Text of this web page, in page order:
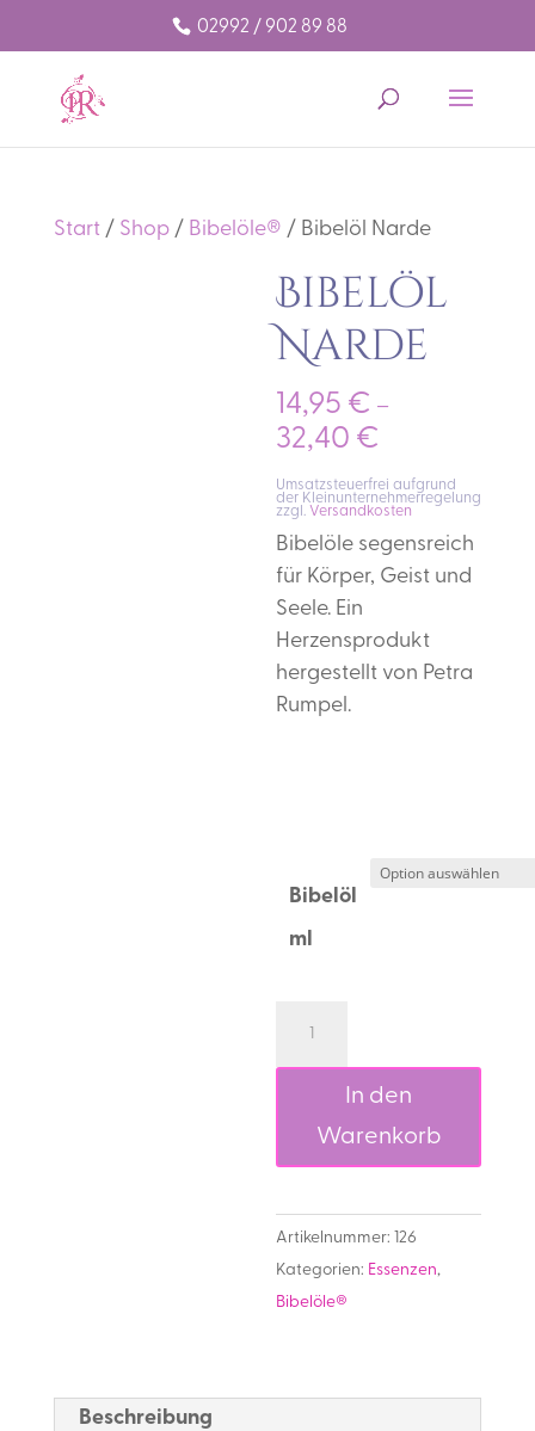
02992 / 902 89 88
Start/ Shop/ Bibelöle® / Bibelöl Narde
Bibelöl
Narde
14,95 € –
32,40 €
Umsatzsteuerfrei aufgrund
der Kleinunternehmerregelung
zzgl. Versandkosten
Bibelöle segensreich
für Körper, Geist und
Seele. Ein
Herzensprodukt
hergestellt von Petra
Rumpel.
Bibelöl
ml
In den
Warenkorb
Artikelnummer: 126
Kategorien: Essenzen,
Bibelöle®
Beschreibung